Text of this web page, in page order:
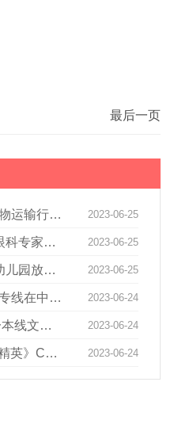
最后一页
2023-06-25
焦点观察：北京市开展危险货物运输行业大检查大排查
2023-06-25
夜间有助于改善视力的壁纸_眼科专家推荐最强护眼壁纸 环球短讯
2023-06-25
幼儿园放鞭炮安全教案反思_幼儿园放鞭炮安全教案
2023-06-24
华南地区首条点对点跨境数据专线在中新广州知识城开通 焦点速讯
2023-06-24
河南2023高考分数线公布：一本线文科547理科514_全球微头条
2023-06-24
cs1.5反恐精英的技巧_《反恐精英》CS训练营——让防守开始呼吸